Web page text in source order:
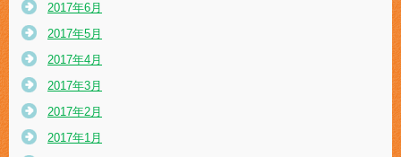
2017年6月
2017年5月
2017年4月
2017年3月
2017年2月
2017年1月